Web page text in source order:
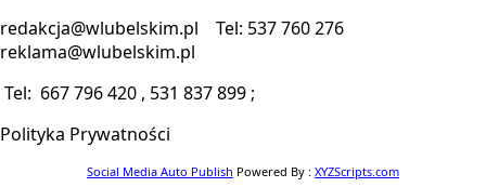
redakcja@wlubelskim.pl Tel: 537 760 276
reklama@wlubelskim.pl
Tel: 667 796 420 , 531 837 899 ;
Polityka Prywatności
Social Media Auto Publish Powered By : XYZScripts.com